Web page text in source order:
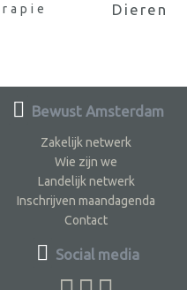
Dieren
Bewust Amsterdam
Zakelijk netwerk
Wie zijn we
Landelijk netwerk
Inschrijven maandagenda
Contact
Social media